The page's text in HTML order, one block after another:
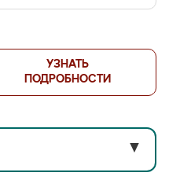
УЗНАТЬ
ПОДРОБНОСТИ
▼